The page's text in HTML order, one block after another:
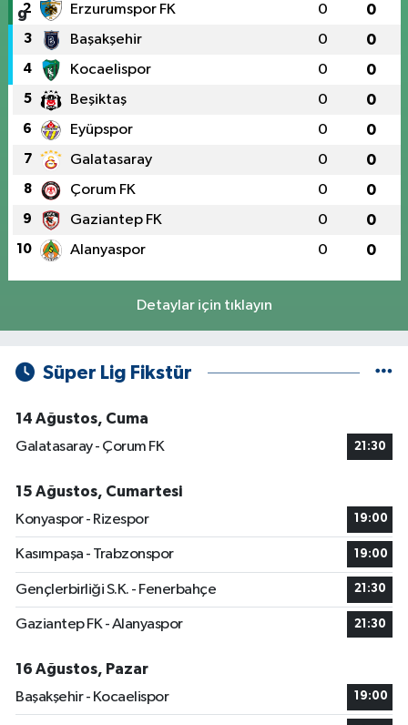
2 Erzurumspor FK 0 0
3 Başakşehir 0 0
4 Kocaelispor 0 0
5 Beşiktaş 0 0
6 Eyüpspor 0 0
7 Galatasaray 0 0
8 Çorum FK 0 0
9 Gaziantep FK 0 0
10 Alanyaspor 0 0
Detaylar için tıklayın
Süper Lig Fikstür
14 Ağustos, Cuma
Galatasaray - Çorum FK
21:30
15 Ağustos, Cumartesi
Konyaspor - Rizespor
19:00
Kasımpaşa - Trabzonspor 19:00
Gençlerbirliği S.K. - Fenerbahçe 21:30
Gaziantep FK - Alanyaspor 21:30
16 Ağustos, Pazar
Başakşehir - Kocaelispor
19:00